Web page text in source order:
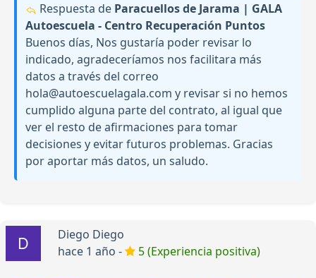
Respuesta de Paracuellos de Jarama | GALA
Autoescuela - Centro Recuperación Puntos
Buenos días, Nos gustaría poder revisar lo
indicado, agradeceríamos nos facilitara más
datos a través del correo
hola@autoescuelagala.com y revisar si no hemos
cumplido alguna parte del contrato, al igual que
ver el resto de afirmaciones para tomar
decisiones y evitar futuros problemas. Gracias
por aportar más datos, un saludo.
Diego Diego
hace 1 año -
5 (Experiencia positiva)